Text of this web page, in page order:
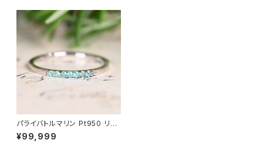
パライバトルマリン Pt950 リン
グ 11号（GH1133）
¥99,999